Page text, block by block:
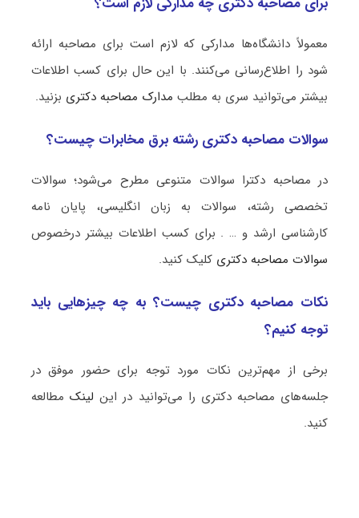
معمولاً دانشگاه‌ها مدارکی که لازم است برای مصاحبه ارائه
شود را اطلاع‌رسانی می‌کنند. با این حال برای کسب اطلاعات
بیشتر می‌توانید سری به مطلب مدارک مصاحبه دکتری بزنید.
سوالات مصاحبه دکتری رشته برق مخابرات چیست؟
در مصاحبه دکترا سوالات متنوعی مطرح می‌شود؛ سوالات
تخصصی رشته، سوالات به زبان انگلیسی، پایان نامه
کارشناسی ارشد و … . برای کسب اطلاعات بیشتر درخصوص
سوالات مصاحبه دکتری کلیک کنید.
نکات مصاحبه دکتری چیست؟ به چه چیزهایی باید
توجه کنیم؟
برخی از مهم‌ترین نکات مورد توجه برای حضور موفق در
جلسه‌های مصاحبه دکتری را می‌توانید در این لینکمطالعه
کنید.